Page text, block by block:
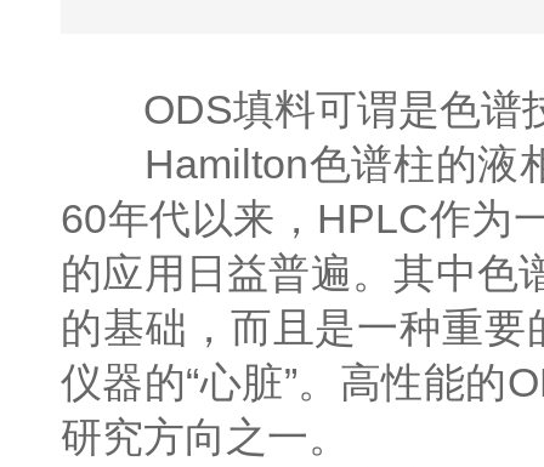
ODS填料可谓是色谱
Hamilton色谱柱的液相
60年代以来，HPLC作为
的应用日益普遍。其中色
的基础，而且是一种重
仪器的“心脏”。高性能的
研究方向之一。